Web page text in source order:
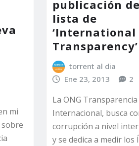
mi
publicación
lista de
‘International
Transparency’
torrent al dia
Ene 23, 2013
2
La ONG Transparencia
Internacional, busca
corrupción a nivel
y se dedica a medir los